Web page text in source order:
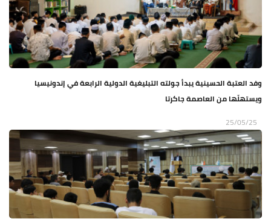
وفد العتبة الحسينية يبدأ جولته التبليغية الدولية الرابعة في إندونيسيا
ويستهلّها من العاصمة جاكرتا
25/05/25